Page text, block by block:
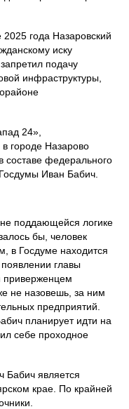
года Назаровский
иску
подачу
инфраструктуры,
24»,
городе Назарово
составе федерального
Иван Бабич.
поддающейся логике
бы, человек
в Госдуме находится
главы
приверженцем
не назовешь, за ним
предприятий.
планирует идти на
себе проходное
Бабич является
крае. По крайней